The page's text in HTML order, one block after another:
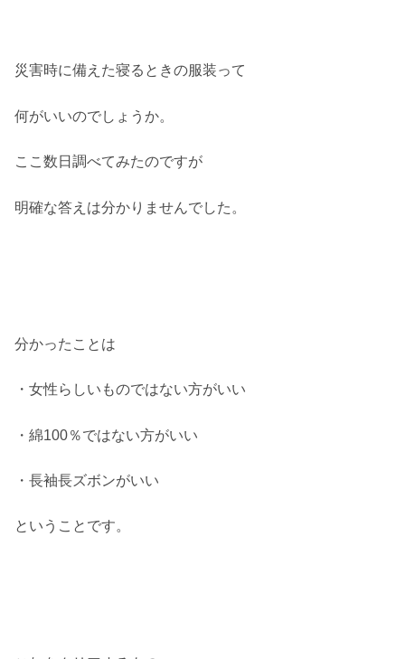
災害時に備えた寝るときの服装って
何がいいのでしょうか。
ここ数日調べてみたのですが
明確な答えは分かりませんでした。
分かったことは
・女性らしいものではない方がいい
・綿100％ではない方がいい
・長袖長ズボンがいい
ということです。